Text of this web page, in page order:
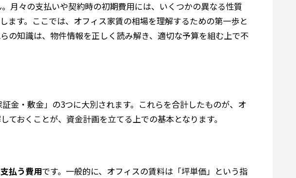
月々の支払いや契約時の初期費用には、いくつかの異なる性質
ます。ここでは、オフィス家賃の相場を理解するための第一歩と
の知識は、物件情報を正しく読み解き、適切な予算を組む上で不
金・敷金」の3つに大別されます。これらを合計したものが、オ
おくことが、資金計画を立てる上での基本となります。
払う費用です。一般的に、オフィスの賃料は「坪単価」という指